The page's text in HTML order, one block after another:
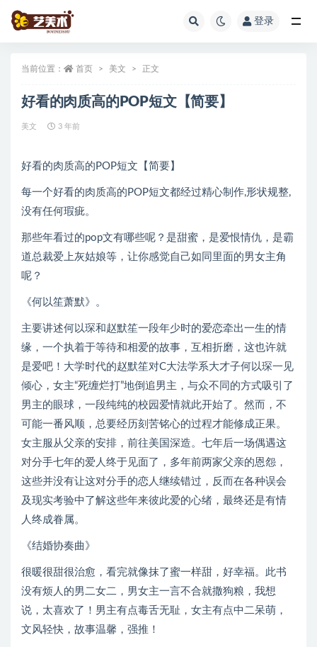
登录
当前位置： 首页 美文 正文
好看的肉质高的POP短文【简要】
美文 3 年前
好看的肉质高的POP短文【简要】
每一个好看的肉质高的POP短文都经过精心制作,形状规整,
没有任何瑕疵。
那些年看过的pop文有哪些呢？是甜蜜，是爱恨情仇，是霸
道总裁爱上灰姑娘等，让你感觉自己如同里面的男女主角
呢？
《何以笙萧默》。
主要讲述何以琛和赵默笙一段年少时的爱恋牵出一生的情
缘，一个执着于等待和相爱的故事，互相折磨，这也许就
是爱吧！大学时代的赵默笙对C大法学系大才子何以琛一见
倾心，女主“死缠烂打”地倒追男主，与众不同的方式吸引了
男主的眼球，一段纯纯的校园爱情就此开始了。然而，不
可能一番风顺，总要经历刻苦铭心的过程才能修成正果。
女主服从父亲的安排，前往美国深造。七年后一场偶遇这
对分手七年的爱人终于见面了，多年前两家父亲的恩怨，
这些并没有让这对分手的恋人继续错过，反而在各种误会
及现实考验中了解这些年来彼此爱的心绪，最终还是有情
人终成眷属。
《结婚协奏曲》
很暖很甜很治愈，看完就像抹了蜜一样甜，好幸福。此书
没有烦人的男二女二，男女主一言不合就撒狗粮，我想
说，太喜欢了！男主有点毒舌无耻，女主有点中二呆萌，
文风轻快，故事温馨，强推！